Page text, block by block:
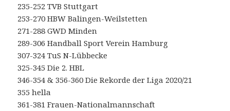
235-252 TVB Stuttgart
253-270 HBW Balingen-Weilstetten
271-288 GWD Minden
289-306 Handball Sport Verein Hamburg
307-324 TuS N-Lübbecke
325-345 Die 2. HBL
346-354 & 356-360 Die Rekorde der Liga 2020/21
355 hella
361-381 Frauen-Nationalmannschaft